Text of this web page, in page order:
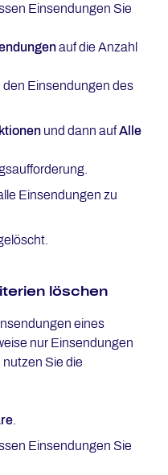
Einsendungen Sie
auf die Anzahl
Einsendungen des
und dann aufAlle
Einsendungen zu
löschen
eines
nur Einsendungen
Sie die
.
Einsendungen Sie